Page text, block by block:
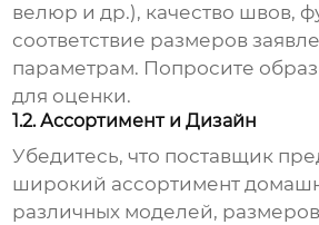
велюр и др.), качество швов,
соответствие размеров
параметрам. Попросите
для оценки.
1.2. Ассортимент и Дизайн
Убедитесь, что поставщик
широкий ассортимент
различных моделей,